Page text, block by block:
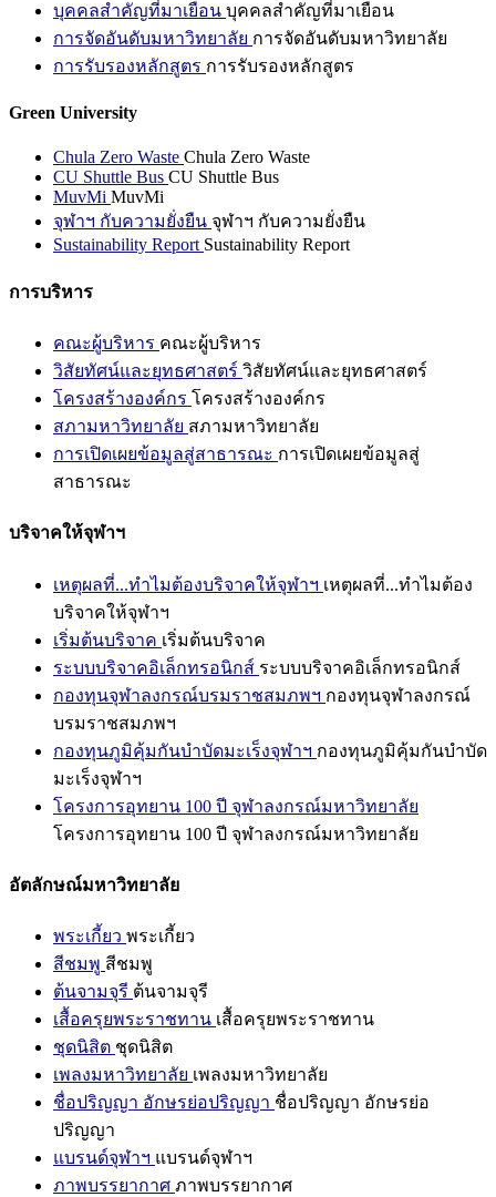
บุคคลสำคัญที่มาเยือน บุคคลสำคัญที่มาเยือน
การจัดอันดับมหาวิทยาลัย การจัดอันดับมหาวิทยาลัย
การรับรองหลักสูตร การรับรองหลักสูตร
Green University
Chula Zero Waste Chula Zero Waste
CU Shuttle Bus CU Shuttle Bus
MuvMi MuvMi
จุฬาฯ กับความยั่งยืน จุฬาฯ กับความยั่งยืน
Sustainability Report Sustainability Report
การบริหาร
คณะผู้บริหาร คณะผู้บริหาร
วิสัยทัศน์และยุทธศาสตร์ วิสัยทัศน์และยุทธศาสตร์
โครงสร้างองค์กร โครงสร้างองค์กร
สภามหาวิทยาลัย สภามหาวิทยาลัย
การเปิดเผยข้อมูลสู่สาธารณะ การเปิดเผยข้อมูลสู่
สาธารณะ
บริจาคให้จุฬาฯ
เหตุผลที่...ทำไมต้องบริจาคให้จุฬาฯ เหตุผลที่...ทำไมต้อง
บริจาคให้จุฬาฯ
เริ่มต้นบริจาค เริ่มต้นบริจาค
ระบบบริจาคอิเล็กทรอนิกส์ ระบบบริจาคอิเล็กทรอนิกส์
กองทุนจุฬาลงกรณ์บรมราชสมภพฯ กองทุนจุฬาลงกรณ์
บรมราชสมภพฯ
กองทุนภูมิคุ้มกันบำบัดมะเร็งจุฬาฯ กองทุนภูมิคุ้มกันบำบัด
มะเร็งจุฬาฯ
โครงการอุทยาน 100 ปี จุฬาลงกรณ์มหาวิทยาลัย
โครงการอุทยาน 100 ปี จุฬาลงกรณ์มหาวิทยาลัย
อัตลักษณ์มหาวิทยาลัย
พระเกี้ยว พระเกี้ยว
สีชมพู สีชมพู
ต้นจามจุรี ต้นจามจุรี
เสื้อครุยพระราชทาน เสื้อครุยพระราชทาน
ชุดนิสิต ชุดนิสิต
เพลงมหาวิทยาลัย เพลงมหาวิทยาลัย
ชื่อปริญญา อักษรย่อปริญญา ชื่อปริญญา อักษรย่อ
ปริญญา
แบรนด์จุฬาฯ แบรนด์จุฬาฯ
ภาพบรรยากาศ ภาพบรรยากาศ